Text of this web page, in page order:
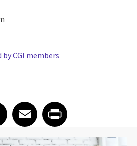
CGI members
on Facebook
Facebook
Share article on Email
EmailShare article on Print